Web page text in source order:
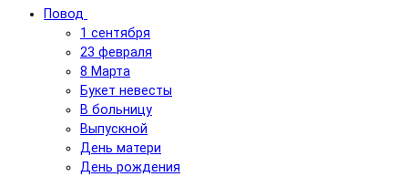
Повод
1 сентября
23 февраля
8 Марта
Букет невесты
В больницу
Выпускной
День матери
День рождения